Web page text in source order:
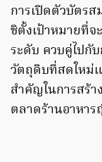
การเปิดตัวบัตรส
ชิตั้งเป้าหมายที่
ระดับ ควบคู่ไปกั
วัตถุดิบที่สดใหม่
สำคัญในการสร้
ตลาดร้านอาหา